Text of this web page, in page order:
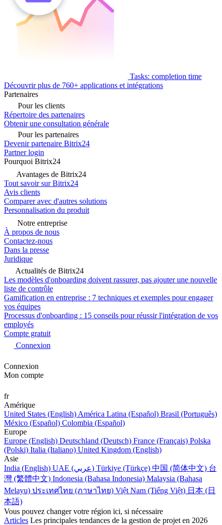
Tasks: completion time
Découvrir plus de 760+ applications et intégrations
Partenaires
Pour les clients
Répertoire des partenaires
Obtenir une consultation générale
Pour les partenaires
Devenir partenaire Bitrix24
Partner login
Pourquoi Bitrix24
Avantages de Bitrix24
Tout savoir sur Bitrix24
Avis clients
Comparer avec d'autres solutions
Personnalisation du produit
Notre entreprise
À propos de nous
Contactez-nous
Dans la presse
Juridique
Actualités de Bitrix24
Les modèles d'onboarding doivent rassurer, pas ajouter une nouvelle
liste de contrôle
Gamification en entreprise : 7 techniques et exemples pour engager
vos équipes
Processus d'onboarding : 15 conseils pour réussir l'intégration de vos
employés
Compte gratuit
Connexion
Connexion
Mon compte
fr
Amérique
United States (English) América Latina (Español) Brasil (Português)
México (Español) Colombia (Español)
Europe
Europe (English) Deutschland (Deutsch) France (Français) Polska
(Polski) Italia (Italiano) United Kingdom (English)
Asie
India (English)
UAE (عربي) Türkiye (Türkçe) 中国 (简体中文) 台
灣 (繁體中文) Indonesia (Bahasa Indonesia) Malaysia (Bahasa
Melayu) ประเทศไทย (ภาษาไทย) Việt Nam (Tiếng Việt) 日本 (日
本語)
Vous pouvez changer votre région ici, si nécessaire
Articles Les principales tendances de la gestion de projet en 2026